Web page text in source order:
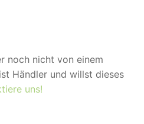
noch nicht von einem
Händler und willst dieses
uns!